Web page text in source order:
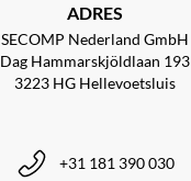
ADRES
SECOMP Nederland GmbH
Dag Hammarskjöldlaan 193
3223 HG Hellevoetsluis
+31 181 390 030